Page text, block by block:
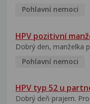
Pohlavní nemoci
HPV pozitivní
Dobrý den, manželka
Pohlavní nemoci
HPV typ 52 u
Dobrý deň prajem.